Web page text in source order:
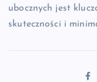
ubocznych jest
skuteczności i